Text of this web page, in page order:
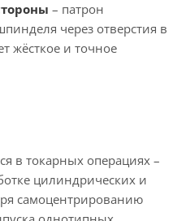
– патрон
через отверстия в
жёсткое и точное
в токарных операциях –
цилиндрических и
самоцентрированию